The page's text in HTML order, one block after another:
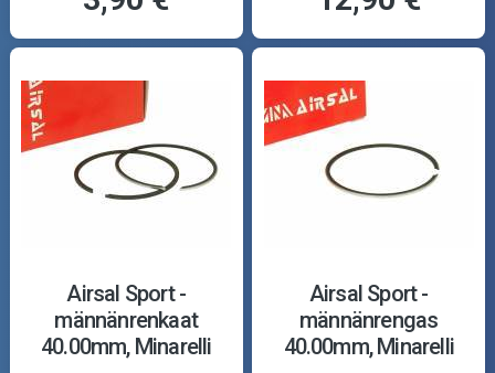
Airsal Sport -
männänrenkaat
40.00mm, Minarelli
Airsal Sport -
männänrengas
40.00mm, Minarelli